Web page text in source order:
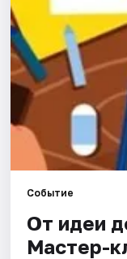
Рейтинги
Событие
От идеи
Мастер-